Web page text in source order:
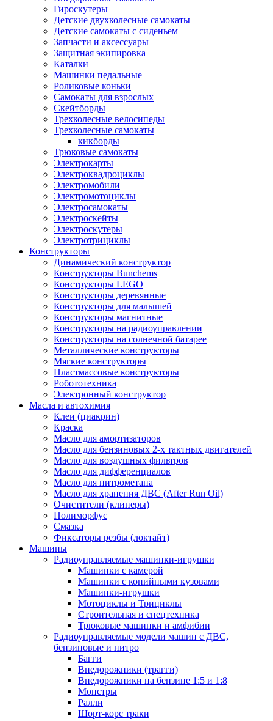
Гироскутеры
Детские двухколесные самокаты
Детские самокаты с сиденьем
Запчасти и аксессуары
Защитная экипировка
Каталки
Машинки педальные
Роликовые коньки
Самокаты для взрослых
Скейтборды
Трехколесные велосипеды
Трехколесные самокаты
кикборды
Трюковые самокаты
Электрокарты
Электроквадроциклы
Электромобили
Электромотоциклы
Электросамокаты
Электроскейты
Электроскутеры
Электротрициклы
Конструкторы
Динамический конструктор
Конструкторы Bunchems
Конструкторы LEGO
Конструкторы деревянные
Конструкторы для малышей
Конструкторы магнитные
Конструкторы на радиоуправлении
Конструкторы на солнечной батарее
Металлические конструкторы
Мягкие конструкторы
Пластмассовые конструкторы
Робототехника
Электронный конструктор
Масла и автохимия
Клеи (циакрин)
Краска
Масло для амортизаторов
Масло для бензиновых 2-х тактных двигателей
Масло для воздушных фильтров
Масло для дифференциалов
Масло для нитрометана
Масло для хранения ДВС (After Run Oil)
Очистители (клинеры)
Полиморфус
Смазка
Фиксаторы резбы (локтайт)
Машины
Радиоуправляемые машинки-игрушки
Машинки с камерой
Машинки с копийными кузовами
Машинки-игрушки
Мотоциклы и Трициклы
Строительная и спецтехника
Трюковые машинки и амфибии
Радиоуправляемые модели машин с ДВС,
бензиновые и нитро
Багги
Внедорожники (трагги)
Внедорожники на бензине 1:5 и 1:8
Монстры
Ралли
Шорт-корс траки